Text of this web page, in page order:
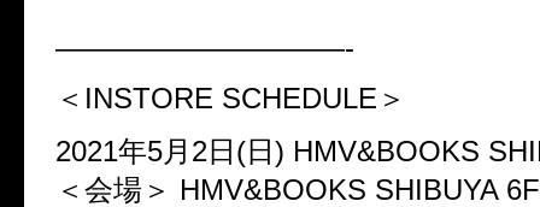
——————————-
＜INSTORE SCHEDULE＞
2021年5月2日(日) HMV&BOOKS
＜会場＞ HMV&BOOKS SHIBUYA